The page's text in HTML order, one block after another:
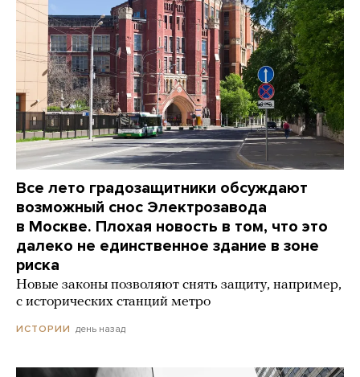
Все лето градозащитники обсуждают
возможный снос Электрозавода
в Москве. Плохая новость в том, что это
далеко не единственное здание в зоне
риска
Новые законы позволяют снять защиту, например,
с исторических станций метро
ИСТОРИИ день назад